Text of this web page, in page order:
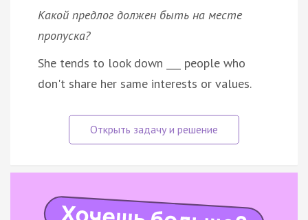
Какой предлог должен быть на месте
пропуска?
She tends to look down ___ people who
don't share her same interests or values.